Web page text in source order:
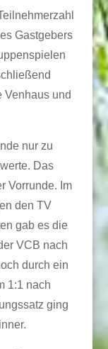
Gastgebers
Venhaus und
nur zu
Das
Vorrunde. Im
den TV
gab es die
VCB nach
durch ein
1:1 nach
ging